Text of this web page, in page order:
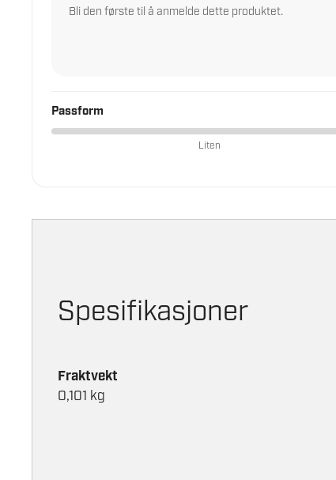
Bli den første til å anmelde dette produktet.
Passform
Liten
Spesifikasjoner
Fraktvekt
0,101 kg